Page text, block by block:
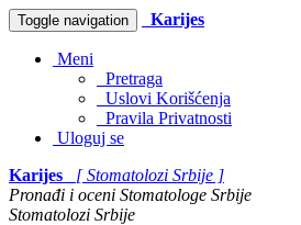
Toggle navigation Karijes
Meni
Pretraga
Uslovi Korišćenja
Pravila Privatnosti
Uloguj se
Karijes
[ Stomatolozi Srbije ]
Pronađi i oceni Stomatologe Srbije
Stomatolozi Srbije